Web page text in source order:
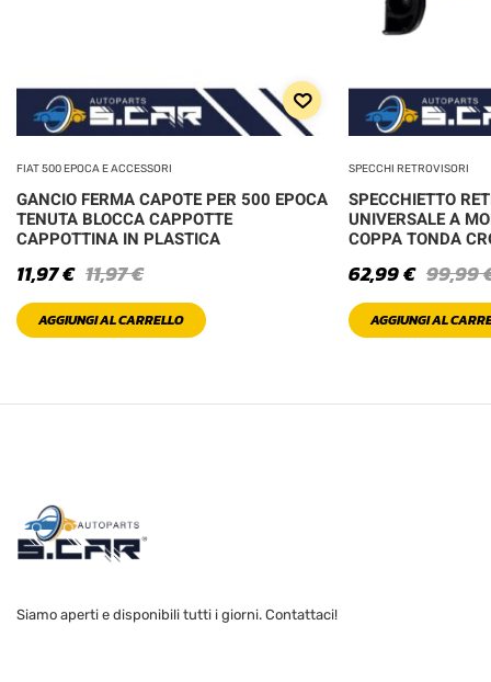
FIAT 500 EPOCA E ACCESSORI
GANCIO FERMA CAPOTE PER 500 EPOCA
TENUTA BLOCCA CAPPOTTE
CAPPOTTINA IN PLASTICA
11,97€
11,97€
AGGIUNGI AL CARRELLO
SPECCHI RETROVISORI
SPECCHIETTO
UNIVERSALE A
COPPA TONDA
99,99
62,99€
AGGIUNGI AL
Siamo aperti e disponibili tutti i giorni. Contattaci!